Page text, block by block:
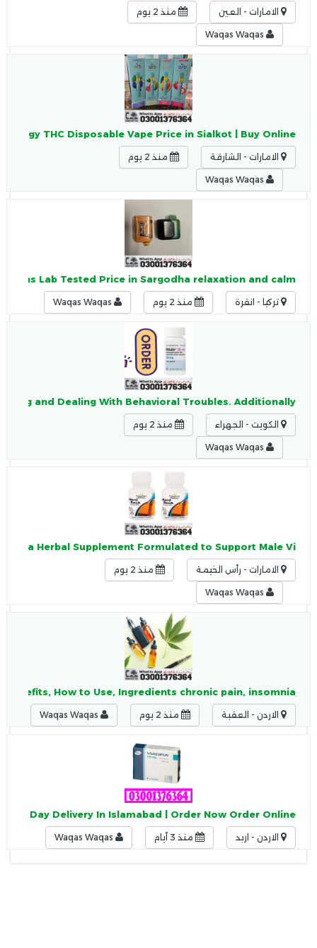
الامارات - العين منذ 2 يوم
THC Disposable Vape Price in Sialkot | Buy Online
الامارات - الشارقة منذ 2 يوم
Pens Lab Tested Price in Sargodha relaxation and calm
تركيا - انقرة منذ 2 يوم
and Dealing With Behavioral Troubles. Additionally,
الكويت - الجهراء منذ 2 يوم
Are a Herbal Supplement Formulated to Support Male Vi
الامارات - رأس الخيمة منذ 2 يوم
Benefits, How to Use, Ingredients chronic pain, insomnia
الاردن - العقبة منذ 2 يوم
Day Delivery In Islamabad | Order Now Order Online
الاردن - اربد منذ 3 أيام